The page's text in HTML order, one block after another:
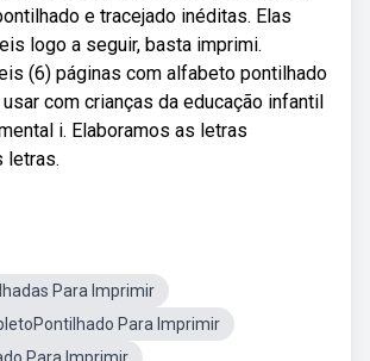
e tracejado inéditas. Elas
logo a seguir, basta imprimi.
(6) páginas com alfabeto pontilhado
com crianças da educação infantil
i. Elaboramos as letras
letras.
Para Imprimir
Para Imprimir